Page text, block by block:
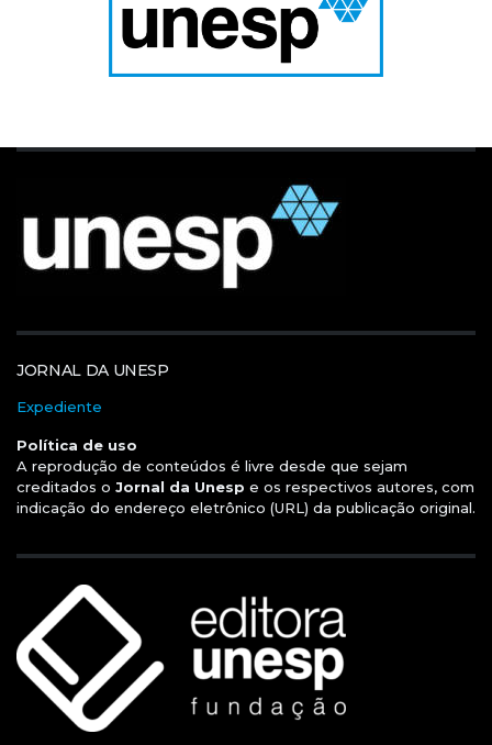
JORNAL DA UNESP
Expediente
Política de uso
A reprodução de conteúdos é livre desde que sejam
creditados o Jornal da Unesp e os respectivos autores, com
indicação do endereço eletrônico (URL) da publicação original.